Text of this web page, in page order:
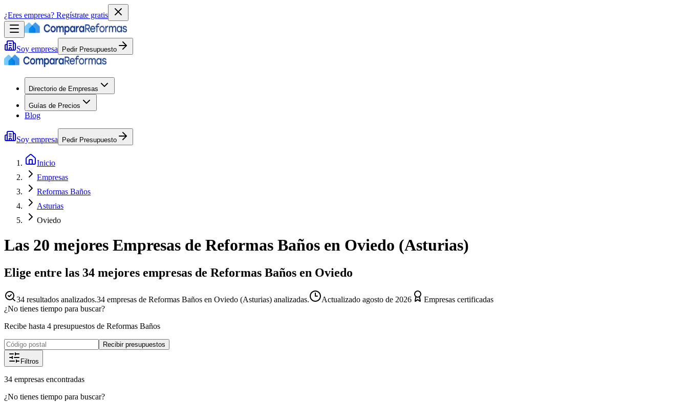
¿Eres empresa? Regístrate gratis
Soy empresa Pedir Presupuesto
Directorio de Empresas
Guías de Precios
Blog
Soy empresa Pedir Presupuesto
Inicio
Empresas
Reformas Baños
Asturias
Oviedo
Las 20 mejores Empresas de Reformas Baños en Oviedo (Asturias)
Elige entre las 34 mejores empresas de Reformas Baños en Oviedo
34 resultados analizados.34 empresas de Reformas Baños en Oviedo (Asturias) analizadas. Actualizado agosto de 2026
Empresas certificadas
¿No tienes tiempo para buscar?
Recibe hasta 4 presupuestos de Reformas Baños
Recibir presupuestos
Filtros
34 empresas encontradas
¿No tienes tiempo para buscar?